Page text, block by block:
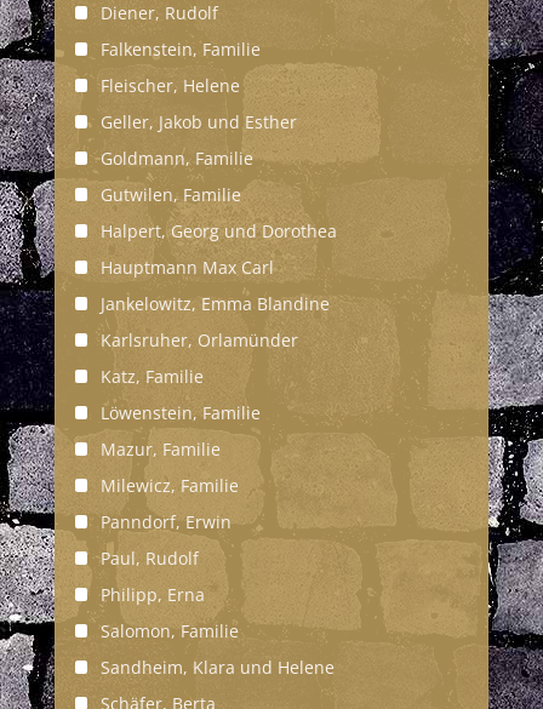
Diener, Rudolf
Falkenstein, Familie
Fleischer, Helene
Geller, Jakob und Esther
Goldmann, Familie
Gutwilen, Familie
Halpert, Georg und Dorothea
Hauptmann Max Carl
Jankelowitz, Emma Blandine
Karlsruher, Orlamünder
Katz, Familie
Löwenstein, Familie
Mazur, Familie
Milewicz, Familie
Panndorf, Erwin
Paul, Rudolf
Philipp, Erna
Salomon, Familie
Sandheim, Klara und Helene
Schäfer, Berta